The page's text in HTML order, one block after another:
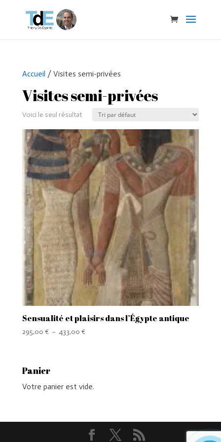
Accueil / Visites semi-privées
Visites semi-privées
Voici le seul résultat
Sensualité et plaisirs dans l’Égypte antique
295,00 € – 433,00 €Plage
433,00 €
Panier
Votre panier est vide.